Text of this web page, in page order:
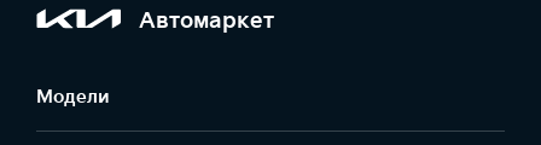
Автомаркет
Модели